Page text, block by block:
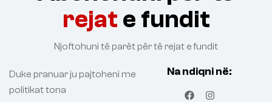
rejat e fundit
Njoftohuni të parët për të rejat e fundit
Duke pranuar ju pajtoheni me
politikat tona
Na ndiqni në: